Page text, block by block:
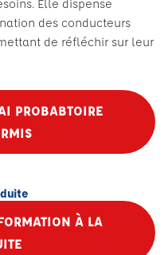
Elle dispense
des conducteurs
de réfléchir sur leur
PROBABTOIRE
À LA